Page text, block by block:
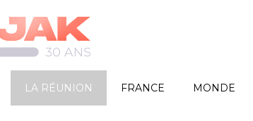
LA RÉUNION FRANCE MONDE